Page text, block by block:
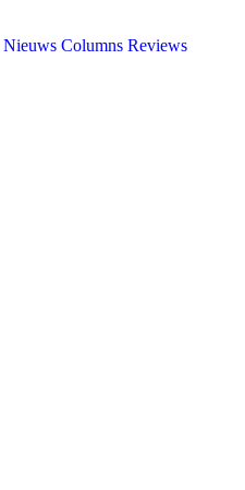
Nieuws Columns Reviews